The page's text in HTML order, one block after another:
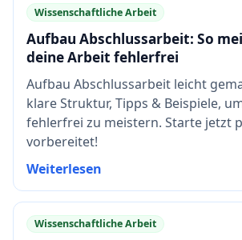
Wissenschaftliche Arbeit
Aufbau Abschlussarbeit: So
deine Arbeit fehlerfrei
Aufbau Abschlussarbeit leicht
klare Struktur, Tipps & Beispiele,
fehlerfrei zu meistern. Starte jetzt
vorbereitet!
Weiterlesen
Wissenschaftliche Arbeit